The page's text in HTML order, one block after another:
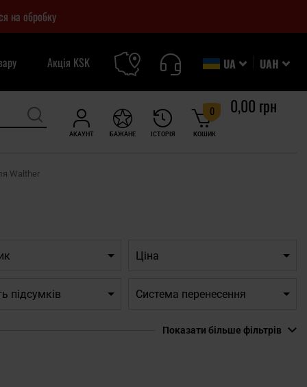
на обробку
UAH
UA
Акція KSK
АКАУНТ ІСТОРІЯ
БАЖАНЕ КОШИК
0 0,00 грн
Walther
Ціна
підсумків Система перенесення
Показати більше фільтрів